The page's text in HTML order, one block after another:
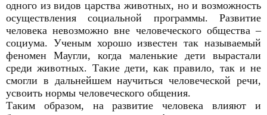
одного из видов царства животных, но и возможность
осуществления социальной программы. Развитие
человека невозможно вне человеческого общества –
социума. Ученым хорошо известен так называемый
феномен Маугли, когда маленькие дети вырастали
среди животных. Такие дети, как правило, так и не
смогли в дальнейшем научиться человеческой речи,
усвоить нормы человеческого общения.
Таким образом, на развитие человека влияют и